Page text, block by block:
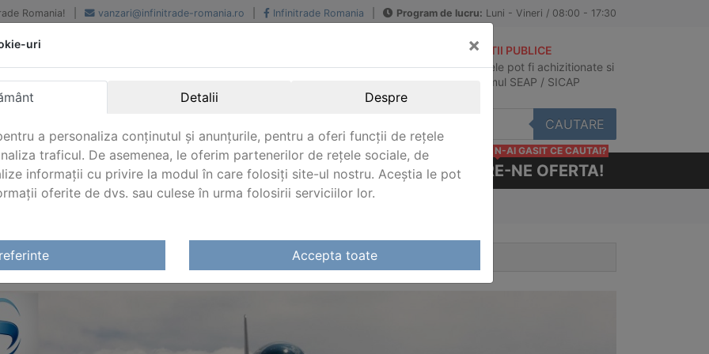
Romania! vanzari@infinitrade-romania.ro Infinitrade Romania Program de lucru: Luni - Vineri / 08:00 - 17:30
renume
National si international
Livrari din stoc intern sau
ACHIZITII PUBLICE
Produsele pot fi achizitionate si
in sistemul SEAP / SICAP
CAUTARE
CERE-NE OFERTA!
N-AI GASIT CE CAUTAI?
uri ×
Detalii Despre
a personaliza conținutul și anunțurile, pentru a oferi funcții de rețele
traficul. De asemenea, le oferim partenerilor de rețele sociale, de
informații cu privire la modul în care folosiți site-ul nostru. Aceștia le pot
oferite de dvs. sau culese în urma folosirii serviciilor lor.
Accepta toate